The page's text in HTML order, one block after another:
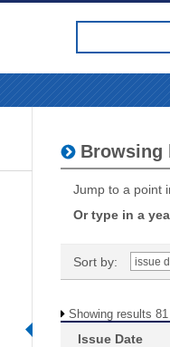
Browsing
Jump to a point
Or type in a
Sort by:
Showing results
Issue Date